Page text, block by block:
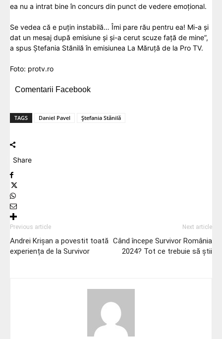
ea nu a intrat bine în concurs din punct de vedere emoțional.
Se vedea că e puțin instabilă… Îmi pare rău pentru ea! Mi-a și
dat un mesaj după emisiune și și-a cerut scuze față de mine”,
a spus Ștefania Stănilă în emisiunea La Măruță de la Pro TV.
Foto: protv.ro
Comentarii Facebook
TAGS Daniel Pavel Ștefania Stănilă
Share
Previous article
Andrei Krișan a povestit toată
experiența de la Survivor
Next article
Când începe Survivor România
2024? Tot ce trebuie să știi